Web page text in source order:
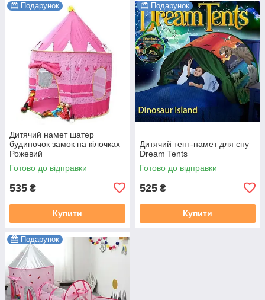
Подарунок
Дитячий намет шатер
будиночок замок на кілочках
Рожевий
Готово до відправки
535 ₴
Купити
Подарунок
Дитячий тент-намет для сну
Dream Tents
Готово до відправки
525 ₴
Купити
Подарунок